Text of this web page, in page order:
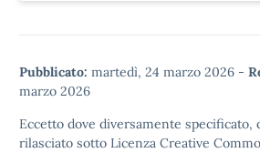
Pubblicato: martedì, 24 marzo 2026 -
marzo 2026
Eccetto dove diversamente specificato,
rilasciato sotto Licenza Creative